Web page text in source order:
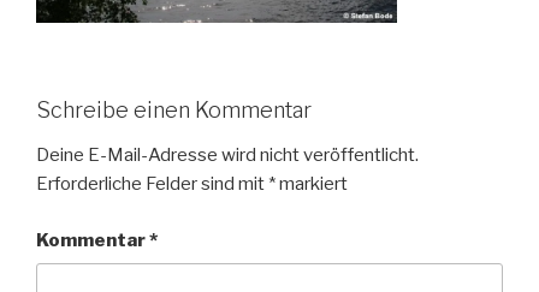
Schreibe einen Kommentar
Deine E-Mail-Adresse wird nicht veröffentlicht.
Erforderliche Felder sind mit *markiert
Kommentar*